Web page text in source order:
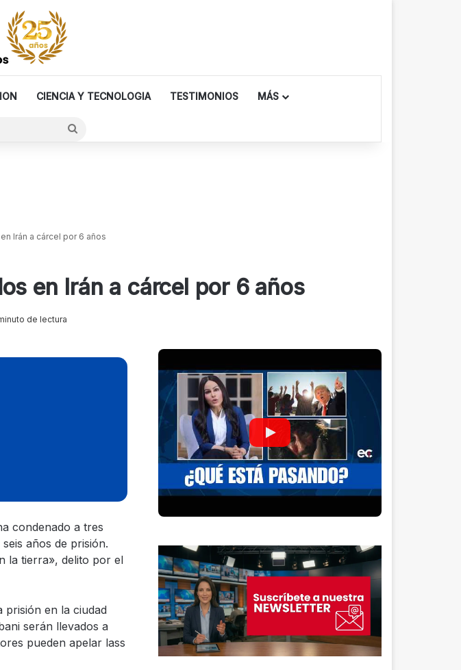
CIENCIA Y TECNOLOGIA TESTIMONIOS MÁS
Irán a cárcel por 6 años
en Irán a cárcel por 6 años
de lectura
condenado a tres
años de prisión.
la tierra», delito por el
prisión en la ciudad
serán llevados a
pueden apelar lass